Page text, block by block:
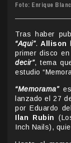
Foto: Enrique
Tras haber
“Aqui”.Allison
primer disco
decir”, tema
estudio
“Memorama”es
lanzado el 27
por Eduardo
Ilan Rubin
Inch Nails),